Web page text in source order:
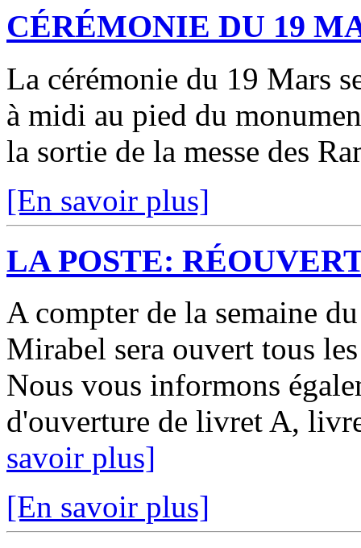
CÉRÉMONIE DU 19
La cérémonie du 19 Mars
à midi au pied du
la sortie de la messe des
[En savoir plus]
LA POSTE:
A compter de la semaine
Mirabel sera ouvert tous
Nous vous informons
d'ouverture de livret A,
savoir plus]
[En savoir plus]